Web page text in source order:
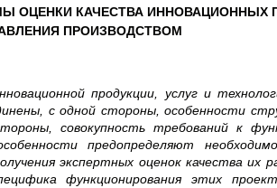
ОЦЕНКИ КАЧЕСТВА ИННОВАЦИОННЫХ
ПРОИЗВОДСТВОМ
продукции, услуг и
с одной стороны, особенности
совокупность требований к
предопределяют
экспертных оценок качества их
функционирования этих